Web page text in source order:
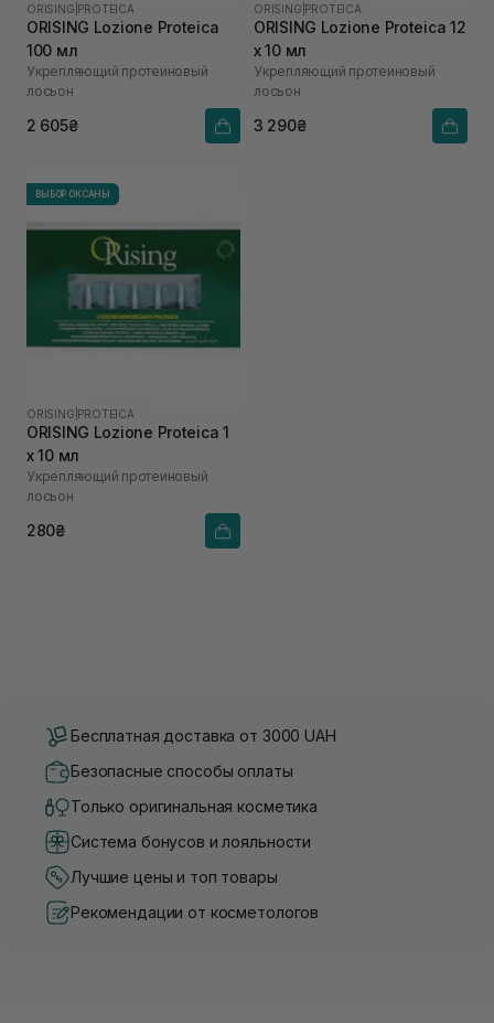
ORISING PROTEICA
ORISING Lozione Proteica
100 мл
Укрепляющий протеиновый
лосьон
2 605₴
ORISING PROTEICA
ORISING Lozione Proteica 12
х 10 мл
Укрепляющий протеиновый
лосьон
3 290₴
ВЫБОР ОКСАНЫ
ORISING PROTEICA
ORISING Lozione Proteica 1
х 10 мл
Укрепляющий протеиновый
лосьон
280₴
Бесплатная доставка от 3000 UAH
Безопасные способы оплаты
Только оригинальная косметика
Система бонусов и лояльности
Лучшие цены и топ товары
Рекомендации от косметологов